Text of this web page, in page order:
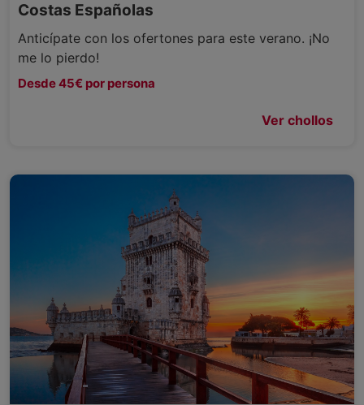
Costas Españolas
Anticípate con los ofertones para este verano. ¡No
me lo pierdo!
Desde 45€ por persona
Ver chollos